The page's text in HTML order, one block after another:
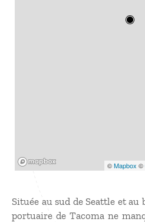
©Mapbox ©
Située au sud de Seattle et
portuaire de Tacoma ne